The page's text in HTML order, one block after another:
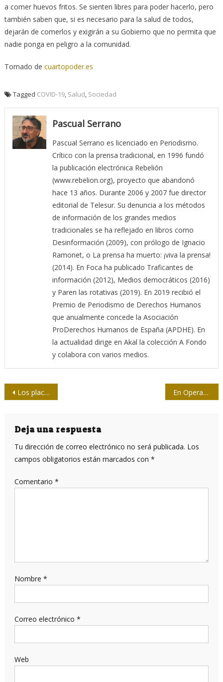
a comer huevos fritos. Se sienten libres para poder hacerlo, pero
también saben que, si es necesario para la salud de todos,
dejarán de comerlos y exigirán a su Gobierno que no permita que
nadie ponga en peligro a la comunidad.
Tomado de cuartopoder.es
Tagged COVID-19, Salud Sociedad
Pascual Serrano
Pascual Serrano es licenciado en Periodismo.
Crítico con la prensa tradicional, en 1996 fundó
la publicación electrónica Rebelión
(www.rebelion.org), proyecto que abandonó
hace 13 años. Durante 2006 y 2007 fue director
editorial de Telesur. Su denuncia a los métodos
de información de los grandes medios
tradicionales se ha reflejado en libros como
Desinformación (2009), con prólogo de Ignacio
Ramonet, o La prensa ha muerto: ¡viva la prensa!
(2014). En Foca ha publicado Traficantes de
información (2012), Medios democráticos (2016)
y Paren las rotativas (2019). En 2019 recibió el
Premio de Periodismo de Derechos Humanos
que anualmente concede la Asociación
ProDerechos Humanos de España (APDHE). En
la actualidad dirige en Akal la colección A Fondo
y colabora con varios medios.
Navegación
entradas
Los placeres del engaño En Operación Carlota: la misión de los lentes
Deja una respuesta
Tu dirección de correo electrónico no será publicada. Los
campos obligatorios están marcados con *
Comentario *
Nombre *
Correo electrónico *
Web